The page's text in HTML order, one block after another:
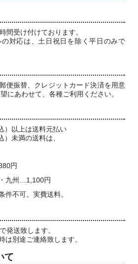
間受け付けております。
対応は、土日祝日を除く平日のみで
便振替、クレジットカード決済を用意
にあわせて、各種ご利用ください。
）以上は送料元払い
未満の送料は、
円
九州…1,100円
件不可。実費送料。
発送致します。
は別途ご連絡致します。
て